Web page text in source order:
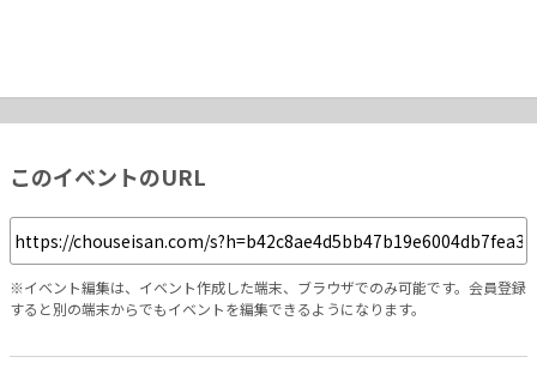
このイベントのURL
※イベント編集は、イベント作成した端末、ブラウザでのみ可能です。会員登録
すると別の端末からでもイベントを編集できるようになります。